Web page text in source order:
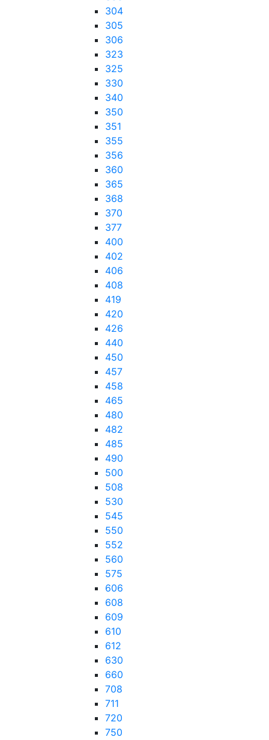
304
305
306
323
325
330
340
350
351
355
356
360
365
368
370
377
400
402
406
408
419
420
426
440
450
457
458
465
480
482
485
490
500
508
530
545
550
552
560
575
606
608
609
610
612
630
660
708
711
720
750